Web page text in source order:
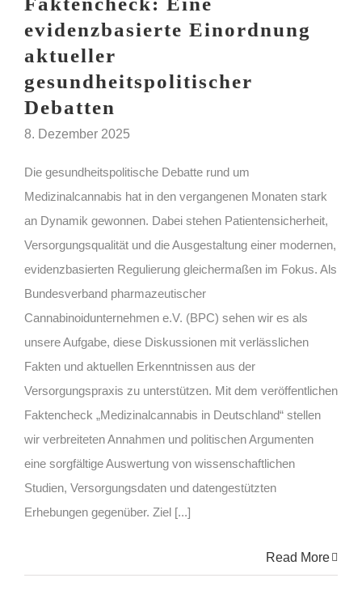
evidenzbasierte Einordnung
aktueller
gesundheitspolitischer
Debatten
8. Dezember 2025
Die gesundheitspolitische Debatte rund um
Medizinalcannabis hat in den vergangenen Monaten stark
an Dynamik gewonnen. Dabei stehen Patientensicherheit,
Versorgungsqualität und die Ausgestaltung einer modernen,
evidenzbasierten Regulierung gleichermaßen im Fokus. Als
Bundesverband pharmazeutischer
Cannabinoidunternehmen e.V. (BPC) sehen wir es als
unsere Aufgabe, diese Diskussionen mit verlässlichen
Fakten und aktuellen Erkenntnissen aus der
Versorgungspraxis zu unterstützen. Mit dem veröffentlichen
Faktencheck „Medizinalcannabis in Deutschland“ stellen
wir verbreiteten Annahmen und politischen Argumenten
eine sorgfältige Auswertung von wissenschaftlichen
Studien, Versorgungsdaten und datengestützten
Erhebungen gegenüber. Ziel [...]
Read More